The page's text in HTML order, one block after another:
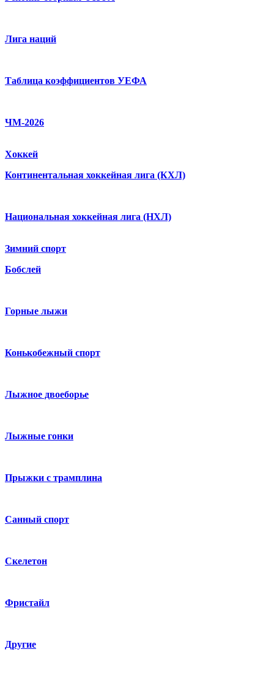
Лига наций
Таблица коэффициентов УЕФА
ЧМ-2026
Хоккей
Континентальная хоккейная лига (КХЛ)
Национальная хоккейная лига (НХЛ)
Зимний спорт
Бобслей
Горные лыжи
Конькобежный спорт
Лыжное двоеборье
Лыжные гонки
Прыжки с трамплина
Санный спорт
Скелетон
Фристайл
Другие